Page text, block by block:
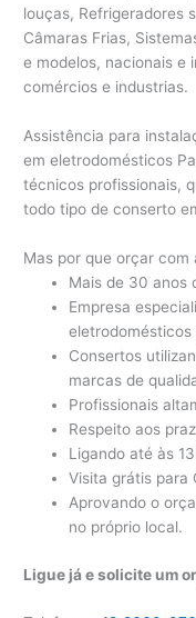
louças, Refrigeradores
Câmaras Frias,
e modelos, nacionais e
comércios e industrias.
Assistência para
em eletrodomésticos
técnicos profissionais,
todo tipo de conserto
Mas por que orçar com
Mais de 30 anos
Empresa
eletrodomésticos
Consertos
marcas de
Profissionais
Respeito aos
Ligando até às
Visita grátis para
Aprovando o
no próprio local.
Ligue já e solicite um